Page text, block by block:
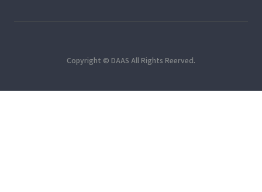
Copyright © DAAS All Rights Reerved.